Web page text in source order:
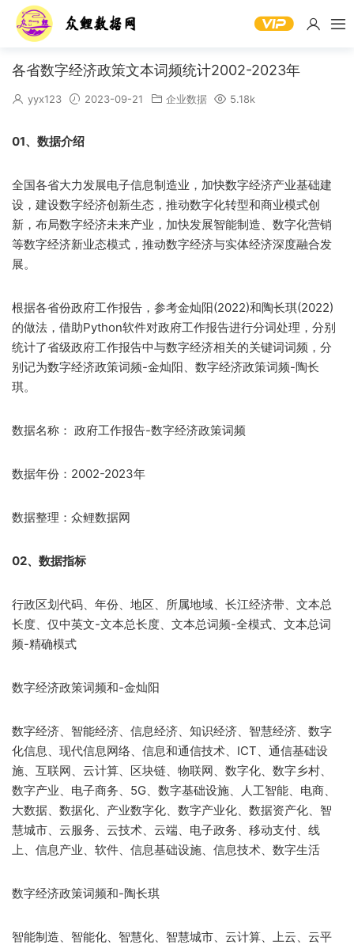
各省数字经济政策文本词频统计2002-2023年
yyx123 2023-09-21 企业数据 5.18k
01、 数据介绍
全国各省大力发展电子信息制造业，加快数字经济产业基础建
设，建设数字经济创新生态，推动数字化转型和商业模式创
新，布局数字经济未来产业，加快发展智能制造、数字化营销
等数字经济新业态模式，推动数字经济与实体经济深度融合发
展。
根据各省份政府工作报告，参考金灿阳(2022)和陶长琪(2022)
的做法，借助Python软件对政府工作报告进行分词处理，分别
统计了省级政府工作报告中与数字经济相关的关键词词频，分
别记为数字经济政策词频-金灿阳、数字经济政策词频-陶长
琪。
数据名称： 政府工作报告-数字经济政策词频
数据年份：2002-2023年
数据整理：众鲤数据网
02、 数据指标
行政区划代码、年份、地区、所属地域、长江经济带、文本总
长度、仅中英文-文本总长度、文本总词频-全模式、文本总词
频-精确模式
数字经济政策词频和-金灿阳
数字经济、智能经济、信息经济、知识经济、智慧经济、数字
化信息、现代信息网络、信息和通信技术、ICT、通信基础设
施、互联网、云计算、区块链、物联网、数字化、数字乡村、
数字产业、电子商务、5G、数字基础设施、人工智能、电商、
大数据、数据化、产业数字化、数字产业化、数据资产化、智
慧城市、云服务、云技术、云端、电子政务、移动支付、线
上、信息产业、软件、信息基础设施、信息技术、数字生活
数字经济政策词频和-陶长琪
智能制造、智能化、智慧化、智慧城市、云计算、上云、云平